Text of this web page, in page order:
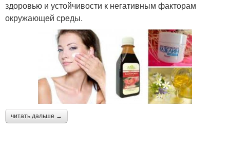
здоровью и устойчивости к негативным факторам
окружающей среды.
читать дальше →